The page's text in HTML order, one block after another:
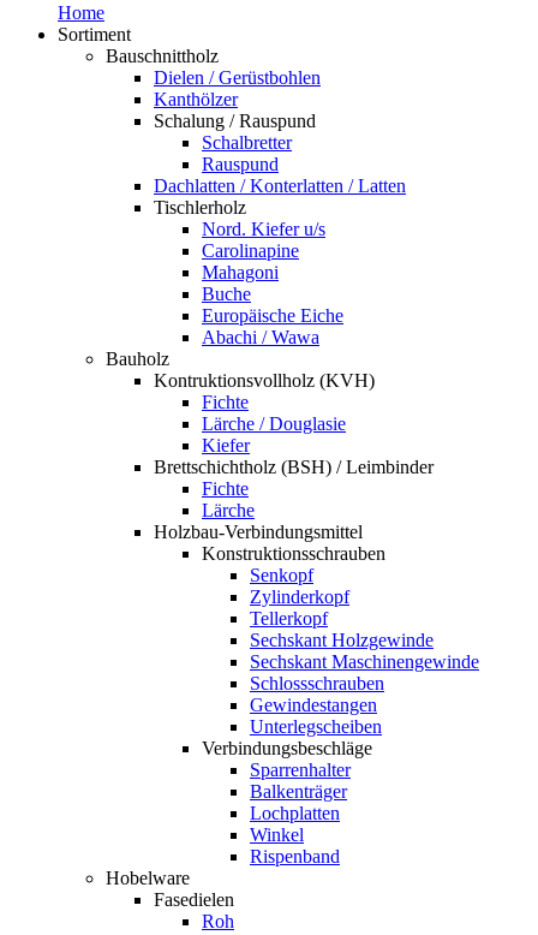
Home
Sortiment
Bauschnittholz
Dielen / Gerüstbohlen
Kanthölzer
Schalung / Rauspund
Schalbretter
Rauspund
Dachlatten / Konterlatten / Latten
Tischlerholz
Nord. Kiefer u/s
Carolinapine
Mahagoni
Buche
Europäische Eiche
Abachi / Wawa
Bauholz
Kontruktionsvollholz (KVH)
Fichte
Lärche / Douglasie
Kiefer
Brettschichtholz (BSH) / Leimbinder
Fichte
Lärche
Holzbau-Verbindungsmittel
Konstruktionsschrauben
Senkopf
Zylinderkopf
Tellerkopf
Sechskant Holzgewinde
Sechskant Maschinengewinde
Schlossschrauben
Gewindestangen
Unterlegscheiben
Verbindungsbeschläge
Sparrenhalter
Balkenträger
Lochplatten
Winkel
Rispenband
Hobelware
Fasedielen
Roh